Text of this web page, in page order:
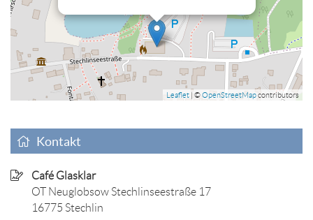
Leaflet | ©OpenStreetMapcontributors
Kontakt
Café Glasklar
OT Neuglobsow Stechlinseestraße 17
16775 Stechlin